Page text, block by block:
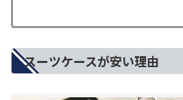
スーツケースが安い理由